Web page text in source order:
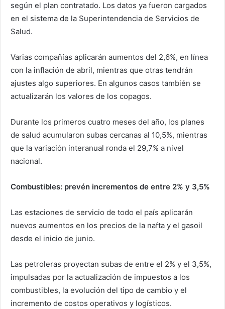
según el plan contratado. Los datos ya fueron cargados
en el sistema de la Superintendencia de Servicios de
Salud.
Varias compañías aplicarán aumentos del 2,6%, en línea
con la inflación de abril, mientras que otras tendrán
ajustes algo superiores. En algunos casos también se
actualizarán los valores de los copagos.
Durante los primeros cuatro meses del año, los planes
de salud acumularon subas cercanas al 10,5%, mientras
que la variación interanual ronda el 29,7% a nivel
nacional.
Combustibles: prevén incrementos de entre 2% y 3,5%
Las estaciones de servicio de todo el país aplicarán
nuevos aumentos en los precios de la nafta y el gasoil
desde el inicio de junio.
Las petroleras proyectan subas de entre el 2% y el 3,5%,
impulsadas por la actualización de impuestos a los
combustibles, la evolución del tipo de cambio y el
incremento de costos operativos y logísticos.